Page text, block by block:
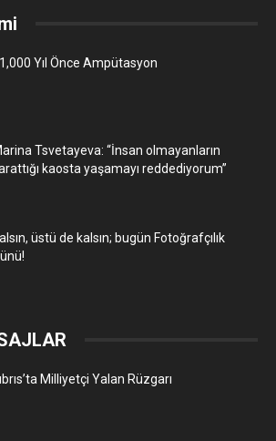
Yıl Önce Ampütasyon
Tsvetayeva: “İnsan olmayanların
kaosta yaşamayı reddediyorum”
üstü de kalsın; bugün Fotoğrafçılık
Milliyetçi Yalan Rüzgarı